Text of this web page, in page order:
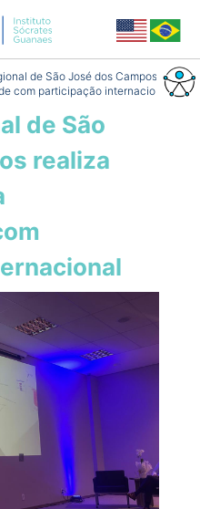
de São José dos Campos
com participação internacional
de São
realiza